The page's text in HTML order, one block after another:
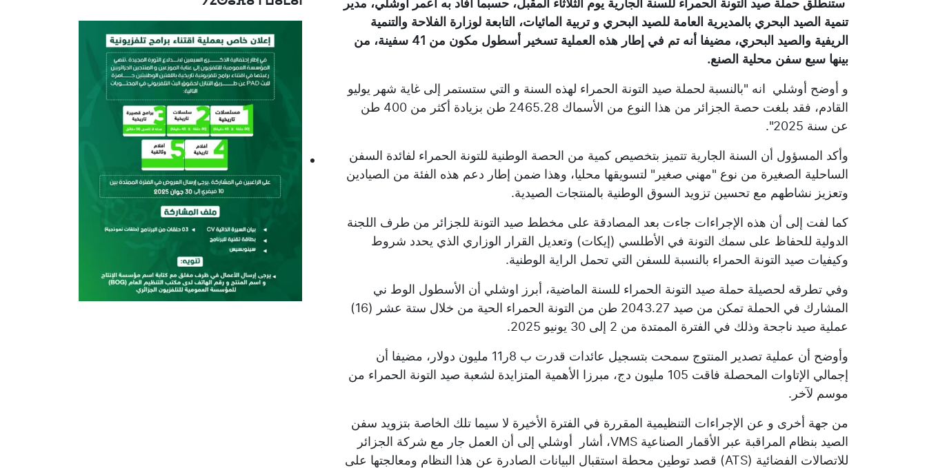
تنمية الصيد البحري بالمديرية العامة للصيد البحري و تربية المائيات، التابعة لوزارة الفلاحة والتنمية
الريفية والصيد البحري، مضيفا أنه تم في إطار هذه العملية تسخير أسطول مكون من 41 سفينة، من
بينها سبع سفن محلية الصنع.
و أوضح أوشلي انه "بالنسبة لحملة صيد التونة الحمراء لهذه السنة و التي ستستمر إلى غاية شهر يوليو
القادم، فقد بلغت حصة الجزائر من هذا النوع من الأسماك 2465.28 طن بزيادة أكثر من 400 طن
عن سنة 2025".
وأكد المسؤول أن السنة الجارية تتميز بتخصيص كمية من الحصة الوطنية للتونة الحمراء لفائدة السفن
الساحلية الصغيرة من نوع "مهني صغير" لتسويقها محليا، وهذا ضمن إطار دعم هذه الفئة من الصيادين
وتعزيز نشاطهم مع تحسين تزويد السوق الوطنية بالمنتجات الصيدية.
كما لفت إلى أن هذه الإجراءات جاءت بعد المصادقة على مخطط صيد التونة للجزائر من طرف اللجنة
الدولية للحفاظ على سمك التونة في الأطلسي (إيكات) وتعديل القرار الوزاري الذي يحدد شروط
وكيفيات صيد التونة الحمراء بالنسبة للسفن التي تحمل الراية الوطنية.
وفي تطرقه لحصيلة حملة صيد التونة الحمراء للسنة الماضية، أبرز اوشلي أن الأسطول الوط ني
المشارك في الحملة تمكن من صيد 2043.27 طن من التونة الحمراء الحية من خلال ستة عشر (16)
عملية صيد ناجحة وذلك في الفترة الممتدة من 2 إلى 30 يونيو 2025.
وأوضح أن عملية تصدير المنتوج سمحت بتسجيل عائدات قدرت ب 8ر11 مليون دولار، مضيفا أن
إجمالي الإتاوات المحصلة فاقت 105 مليون دج، مبرزا الأهمية المتزايدة لشعبة صيد التونة الحمراء من
موسم لآخر.
من جهة أخرى و عن الإجراءات التنظيمية المقررة في الفترة الأخيرة لا سيما تلك الخاصة بتزويد سفن
الصيد بنظام المراقبة عبر الأقمار الصناعية VMS، أشار أوشلي إلى أن العمل جار مع شركة الجزائر
للاتصالات الفضائية (ATS) قصد توطين محطة استقبال البيانات الصادرة عن هذا النظام ومعالجتها على